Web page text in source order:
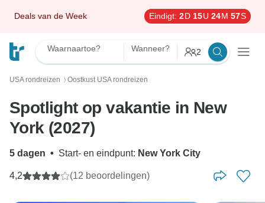
Deals van de Week Eindigt: 2D 15U 24M 56S
Waarnaartoe? Wanneer? 2
USA rondreizen 〉 Oostkust USA rondreizen
Spotlight op vakantie in New
York (2027)
5 dagen • Start- en eindpunt: New York City
4,2 (12 beoordelingen)